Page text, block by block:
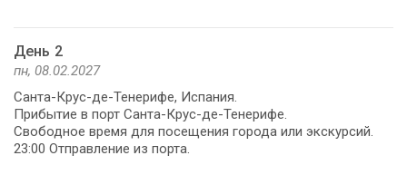
День 2
пн, 08.02.2027
Санта-Крус-де-Тенерифе, Испания.
Прибытие в порт Санта-Крус-де-Тенерифе.
Свободное время для посещения города или экскурсий.
23:00 Отправление из порта.